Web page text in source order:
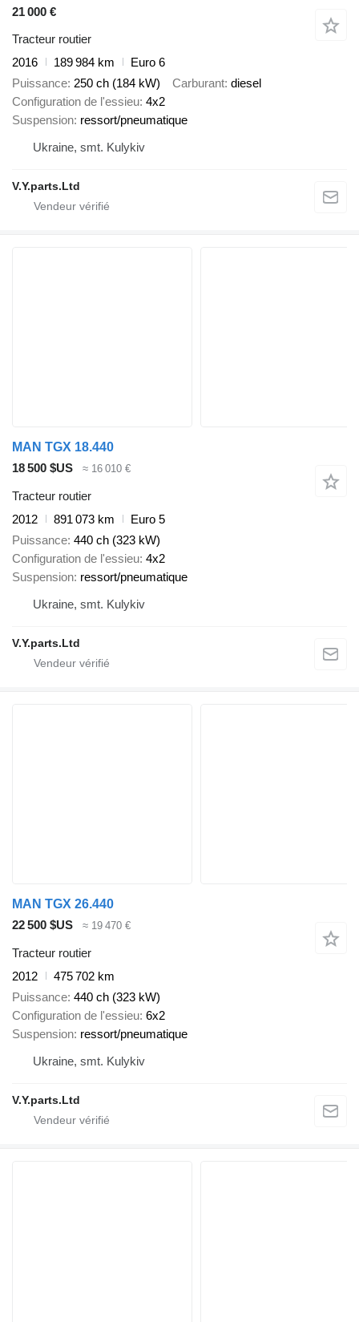
21 000 €
Tracteur routier
2016
189 984 km
Euro 6
Puissance 250 ch (184 kW) Carburant diesel
Configuration de l'essieu 4x2
Suspension ressort/pneumatique
Ukraine, smt. Kulykiv
V.Y.parts.Ltd
MAN TGX 18.440
18 500 $US
≈ 16 010 €
Tracteur routier
2012
891 073 km
Euro 5
Puissance 440 ch (323 kW)
Configuration de l'essieu 4x2
Suspension ressort/pneumatique
Ukraine, smt. Kulykiv
V.Y.parts.Ltd
MAN TGX 26.440
22 500 $US
≈ 19 470 €
Tracteur routier
2012
475 702 km
Puissance 440 ch (323 kW)
Configuration de l'essieu 6x2
Suspension ressort/pneumatique
Ukraine, smt. Kulykiv
V.Y.parts.Ltd